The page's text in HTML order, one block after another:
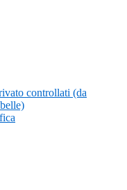
controllati (da